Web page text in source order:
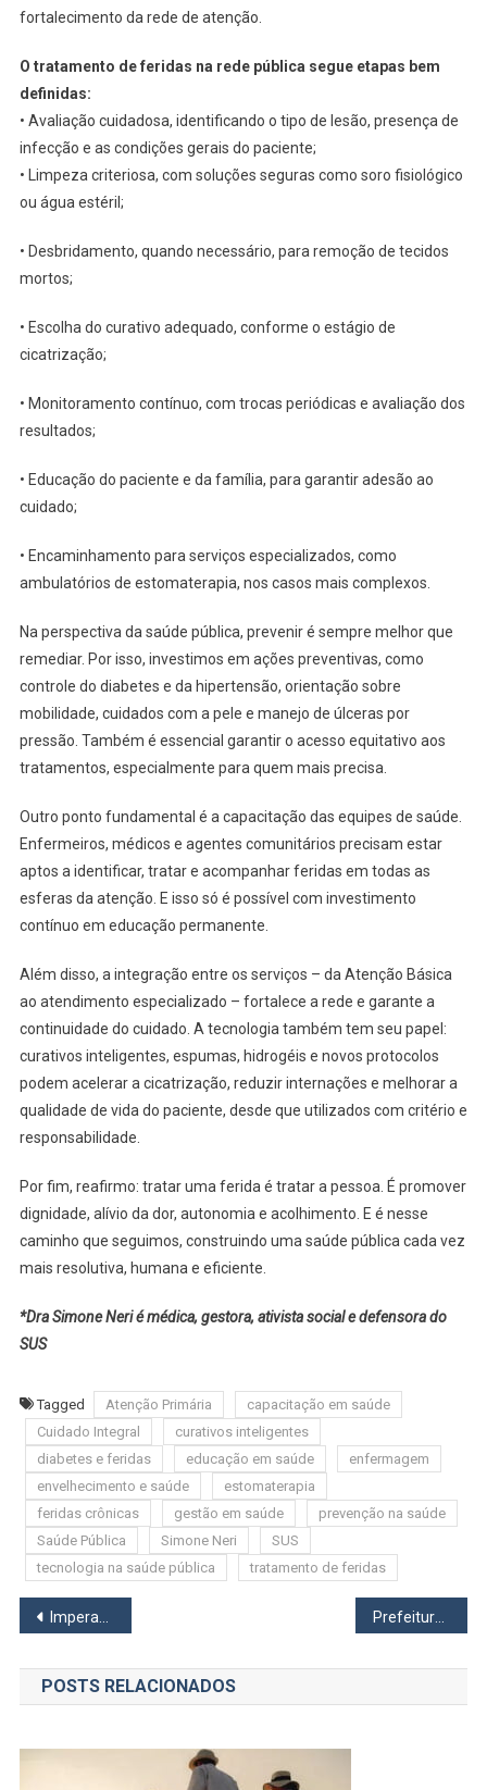
fortalecimento da rede de atenção.
O tratamento de feridas na rede pública segue etapas bem
definidas:
• Avaliação cuidadosa, identificando o tipo de lesão, presença de
infecção e as condições gerais do paciente;
• Limpeza criteriosa, com soluções seguras como soro fisiológico
ou água estéril;
• Desbridamento, quando necessário, para remoção de tecidos
mortos;
• Escolha do curativo adequado, conforme o estágio de
cicatrização;
• Monitoramento contínuo, com trocas periódicas e avaliação dos
resultados;
• Educação do paciente e da família, para garantir adesão ao
cuidado;
• Encaminhamento para serviços especializados, como
ambulatórios de estomaterapia, nos casos mais complexos.
Na perspectiva da saúde pública, prevenir é sempre melhor que
remediar. Por isso, investimos em ações preventivas, como
controle do diabetes e da hipertensão, orientação sobre
mobilidade, cuidados com a pele e manejo de úlceras por
pressão. Também é essencial garantir o acesso equitativo aos
tratamentos, especialmente para quem mais precisa.
Outro ponto fundamental é a capacitação das equipes de saúde.
Enfermeiros, médicos e agentes comunitários precisam estar
aptos a identificar, tratar e acompanhar feridas em todas as
esferas da atenção. E isso só é possível com investimento
contínuo em educação permanente.
Além disso, a integração entre os serviços – da Atenção Básica
ao atendimento especializado – fortalece a rede e garante a
continuidade do cuidado. A tecnologia também tem seu papel:
curativos inteligentes, espumas, hidrogéis e novos protocolos
podem acelerar a cicatrização, reduzir internações e melhorar a
qualidade de vida do paciente, desde que utilizados com critério e
responsabilidade.
Por fim, reafirmo: tratar uma ferida é tratar a pessoa. É promover
dignidade, alívio da dor, autonomia e acolhimento. E é nesse
caminho que seguimos, construindo uma saúde pública cada vez
mais resolutiva, humana e eficiente.
*Dra Simone Neri é médica, gestora, ativista social e defensora do
SUS
Tagged Atenção Primária
capacitação em saúde
Cuidado Integral
curativos inteligentes
diabetes e feridas
educação em saúde
enfermagem
envelhecimento e saúde
estomaterapia
feridas crônicas
gestão em saúde
prevenção na saúde
Saúde Pública
Simone Neri
SUS
tecnologia na saúde pública
tratamento de feridas
Navegação
de
Post
Imperador do Brasil
POSTS RELACIONADOS